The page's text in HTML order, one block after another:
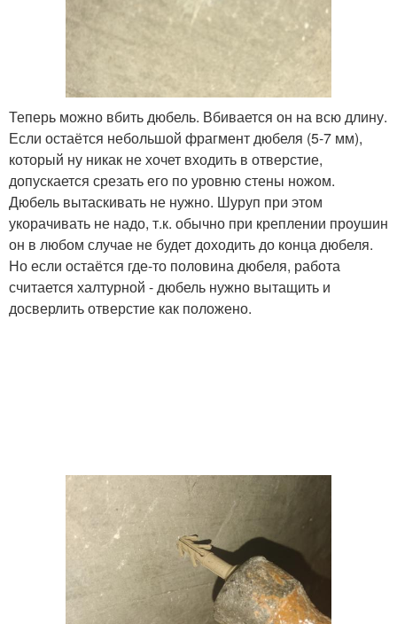
Теперь можно вбить дюбель. Вбивается он на всю длину.
Если остаётся небольшой фрагмент дюбеля (5-7 мм),
который ну никак не хочет входить в отверстие,
допускается срезать его по уровню стены ножом.
Дюбель вытаскивать не нужно. Шуруп при этом
укорачивать не надо, т.к. обычно при креплении проушин
он в любом случае не будет доходить до конца дюбеля.
Но если остаётся где-то половина дюбеля, работа
считается халтурной - дюбель нужно вытащить и
досверлить отверстие как положено.